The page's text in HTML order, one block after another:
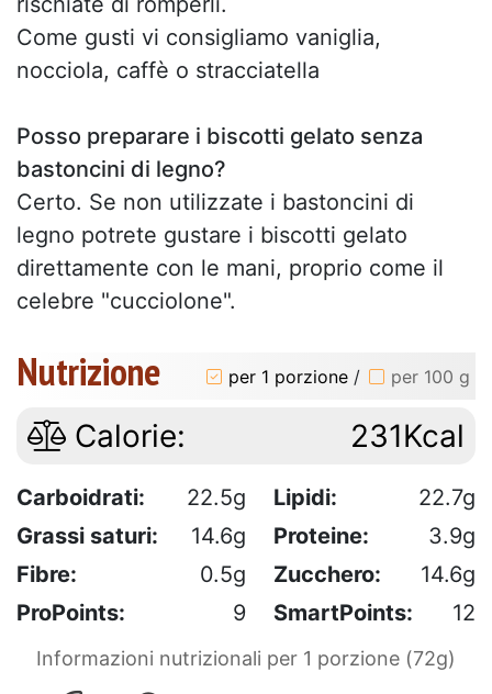
Come gusti vi consigliamo vaniglia,
nocciola, caffè o stracciatella
Posso preparare i biscotti gelato senza
bastoncini di legno?
Certo. Se non utilizzate i bastoncini di
legno potrete gustare i biscotti gelato
direttamente con le mani, proprio come il
celebre "cucciolone".
Nutrizione per 1 porzione / per 100 g
Calorie: 231Kcal
Carboidrati: 22.5g Lipidi:
22.7g
Grassi saturi:
14.6g Proteine:
3.9g
Fibre:
0.5g Zucchero:
14.6g
ProPoints:
9 SmartPoints: 12
Informazioni nutrizionali per 1 porzione (72g)